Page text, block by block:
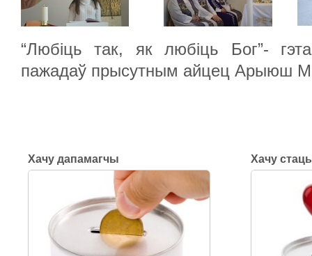
“Любіць так, як любіць Бог”-
пажадаў прысутным айцец Арыюш
Хачу дапамагчы Хачу